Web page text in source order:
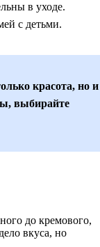
в уходе.
с детьми.
красота, но и
выбирайте
до кремового,
вкуса, но